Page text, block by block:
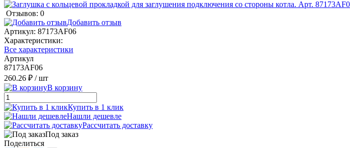
Отзывов: 0
Добавить отзыв
Артикул: 87173AF06
Характеристики:
Все характеристики
Артикул
87173AF06
260.26 ₽ / шт
В корзину
Купить в 1 клик
Нашли дешевле
Рассчитать доставку
Под заказ
Поделиться